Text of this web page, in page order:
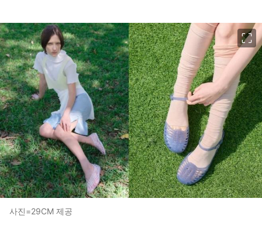
사진=29CM 제공